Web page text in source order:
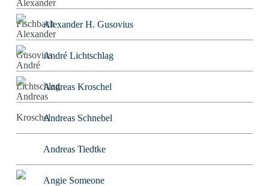
Alexander H. Gusovius
André Lichtschlag
Andreas Kroschel
Andreas Schnebel
Andreas Tiedtke
Angie Someone